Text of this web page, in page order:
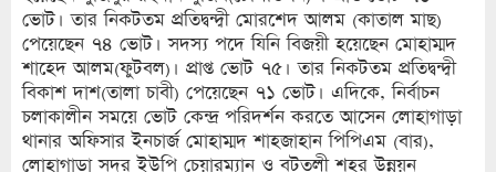
ভোট। তার নিকটতম প্রতিদ্বন্দ্বী মোরশেদ আলম (কাতাল মাছ)
পেয়েছেন ৭৪ ভোট। সদস্য পদে যিনি বিজয়ী হয়েছেন মোহাম্মদ
শাহেদ আলম(ফুটবল)। প্রাপ্ত ভোট ৭৫। তার নিকটতম প্রতিদ্বন্দ্বী
বিকাশ দাশ(তালা চাবী) পেয়েছেন ৭১ ভোট। এদিকে, নির্বাচন
চলাকালীন সময়ে ভোট কেন্দ্র পরিদর্শন করতে আসেন লোহাগাড়া
থানার অফিসার ইনচার্জ মোহাম্মদ শাহজাহান পিপিএম (বার),
লোহাগাড়া সদর ইউপি চেয়ারম্যান ও বটতলী শহর উন্নয়ন